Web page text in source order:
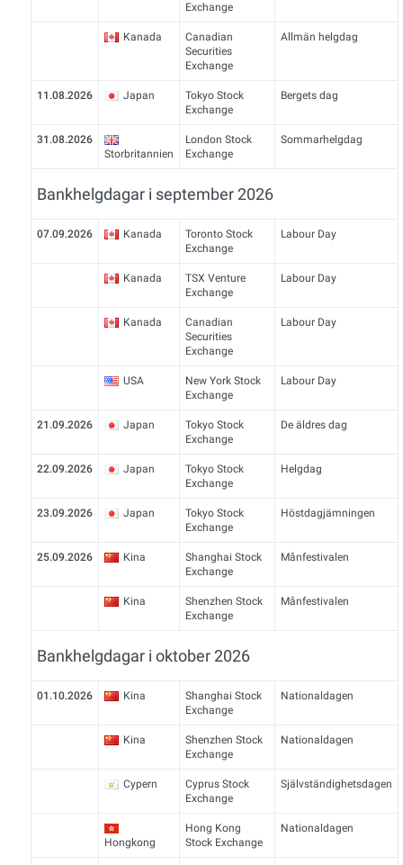
Exchange
Kanada
Canadian
Securities
Exchange
Allmän helgdag
11.08.2026 Japan
Tokyo Stock
Exchange
Bergets dag
31.08.2026
Storbritannien
London Stock
Exchange
Sommarhelgdag
Bankhelgdagar i september 2026
07.09.2026 Kanada
Toronto Stock
Exchange
Labour Day
Kanada
TSX Venture
Exchange
Labour Day
Kanada
Canadian
Securities
Exchange
Labour Day
USA
New York Stock
Exchange
Labour Day
21.09.2026 Japan
Tokyo Stock
Exchange
De äldres dag
22.09.2026 Japan
Tokyo Stock
Exchange
Helgdag
23.09.2026 Japan
Tokyo Stock
Exchange
Höstdagjämningen
25.09.2026 Kina
Shanghai Stock
Exchange
Månfestivalen
Kina
Shenzhen Stock
Exchange
Månfestivalen
Bankhelgdagar i oktober 2026
01.10.2026 Kina
Shanghai Stock
Exchange
Nationaldagen
Kina
Shenzhen Stock
Exchange
Nationaldagen
Cypern
Cyprus Stock
Exchange
Självständighetsdagen
Hongkong
Hong Kong
Stock Exchange
Nationaldagen